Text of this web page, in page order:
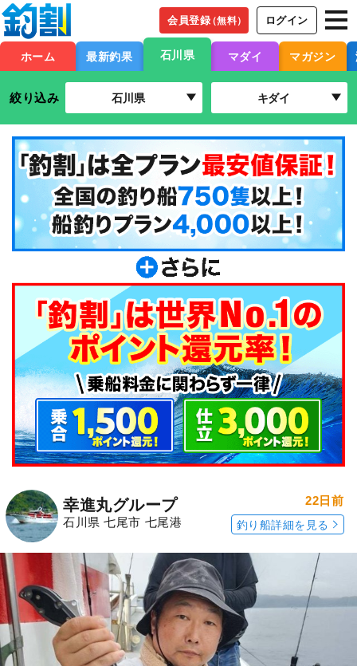
会員登録（無料） ログイン
ホーム 最新釣果 石川県 マダイ マガジン
絞り込み 石川県 キダイ
幸進丸グループ
石川県 七尾市 七尾港
22日前
釣り船詳細を見る